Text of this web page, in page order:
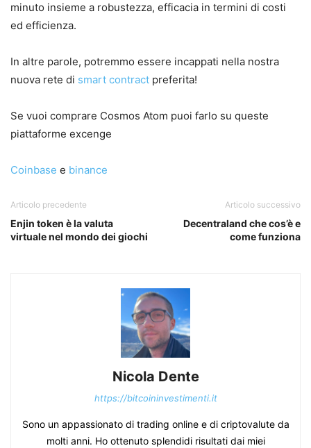
minuto insieme a robustezza, efficacia in termini di costi
ed efficienza.
In altre parole, potremmo essere incappati nella nostra
nuova rete di smart contract preferita!
Se vuoi comprare Cosmos Atom puoi farlo su queste
piattaforme excenge
Coinbase e binance
Articolo precedente
Enjin token è la valuta
virtuale nel mondo dei giochi
Articolo successivo
Decentraland che cos’è e
come funziona
Nicola Dente
https://bitcoininvestimenti.it
Sono un appassionato di trading online e di criptovalute da
molti anni. Ho ottenuto splendidi risultati dai miei